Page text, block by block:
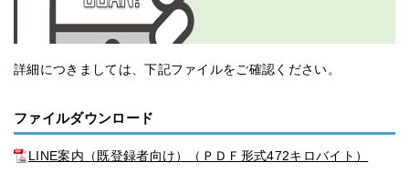
詳細につきましては、下記ファイルをご確認ください。
ファイルダウンロード
LINE案内（既登録者向け）（ＰＤＦ形式472キロバイト）